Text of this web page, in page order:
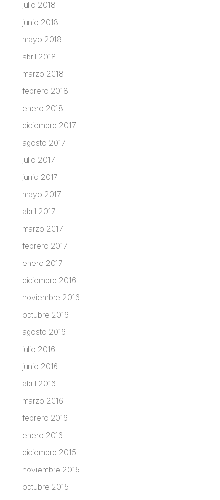
julio 2018
junio 2018
mayo 2018
abril 2018
marzo 2018
febrero 2018
enero 2018
diciembre 2017
agosto 2017
julio 2017
junio 2017
mayo 2017
abril 2017
marzo 2017
febrero 2017
enero 2017
diciembre 2016
noviembre 2016
octubre 2016
agosto 2016
julio 2016
junio 2016
abril 2016
marzo 2016
febrero 2016
enero 2016
diciembre 2015
noviembre 2015
octubre 2015